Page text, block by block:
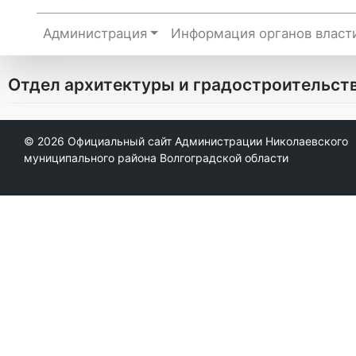
Администрация Информация органов
Отдел архитектуры и
© 2026 Официальный сайт Администрации Николаевского
муниципального района Волгоградской области